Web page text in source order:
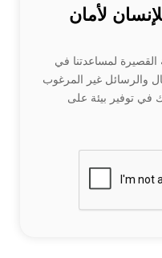
لأمان
لمساعدتنا في
والرسائل غير المرغوب
في توفير بيئة على